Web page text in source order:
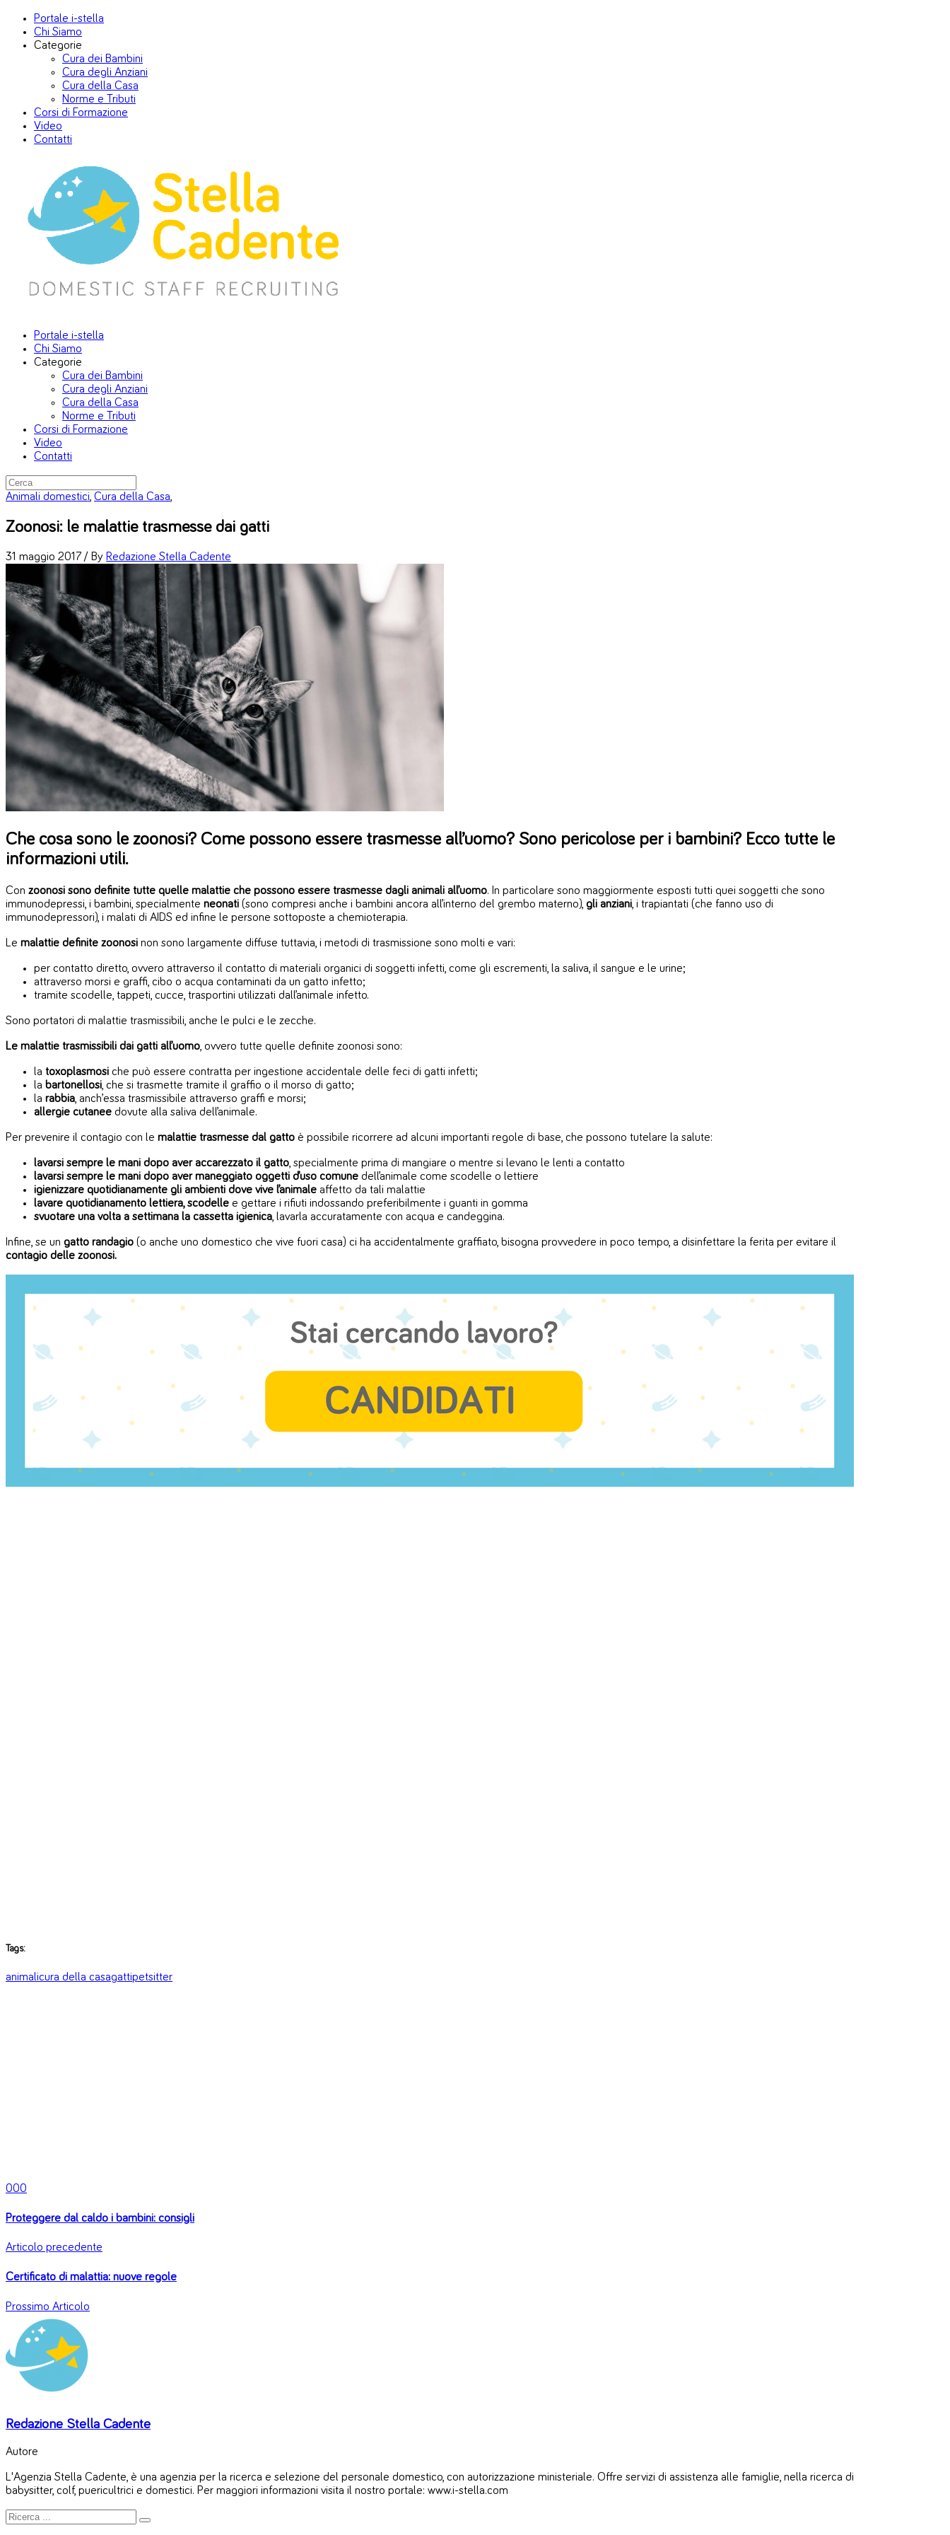
Portale i-stella
Chi Siamo
Categorie
Cura dei Bambini
Cura degli Anziani
Cura della Casa
Norme e Tributi
Corsi di Formazione
Video
Contatti
Portale i-stella
Chi Siamo
Categorie
Cura dei Bambini
Cura degli Anziani
Cura della Casa
Norme e Tributi
Corsi di Formazione
Video
Contatti
Animali domestici, Cura della Casa,
Zoonosi: le malattie trasmesse dai gatti
31 maggio 2017 / By Redazione Stella Cadente
Che cosa sono le zoonosi? Come possono essere trasmesse all’uomo? Sono pericolose per i bambini? Ecco tutte le
informazioni utili.
Con zoonosi sono definite tutte quelle malattie che possono essere trasmesse dagli animali all’uomo. In particolare sono maggiormente esposti tutti quei soggetti che sono
immunodepressi, i bambini, specialmente neonati (sono compresi anche i bambini ancora all’interno del grembo materno), gli anziani, i trapiantati (che fanno uso di
immunodepressori), i malati di AIDS ed infine le persone sottoposte a chemioterapia.
Le malattie definite zoonosi non sono largamente diffuse tuttavia, i metodi di trasmissione sono molti e vari:
per contatto diretto, ovvero attraverso il contatto di materiali organici di soggetti infetti, come gli escrementi, la saliva, il sangue e le urine;
attraverso morsi e graffi, cibo o acqua contaminati da un gatto infetto;
tramite scodelle, tappeti, cucce, trasportini utilizzati dall’animale infetto.
Sono portatori di malattie trasmissibili, anche le pulci e le zecche.
Le malattie trasmissibili dai gatti all’uomo, ovvero tutte quelle definite zoonosi sono:
la toxoplasmosi che può essere contratta per ingestione accidentale delle feci di gatti infetti;
la bartonellosi, che si trasmette tramite il graffio o il morso di gatto;
la rabbia, anch’essa trasmissibile attraverso graffi e morsi;
allergie cutanee dovute alla saliva dell’animale.
Per prevenire il contagio con le malattie trasmesse dal gatto è possibile ricorrere ad alcuni importanti regole di base, che possono tutelare la salute:
lavarsi sempre le mani dopo aver accarezzato il gatto, specialmente prima di mangiare o mentre si levano le lenti a contatto
lavarsi sempre le mani dopo aver maneggiato oggetti d’uso comune dell’animale come scodelle o lettiere
igienizzare quotidianamente gli ambienti dove vive l’animale affetto da tali malattie
lavare quotidianamento lettiera, scodelle e gettare i rifiuti indossando preferibilmente i guanti in gomma
svuotare una volta a settimana la cassetta igienica, lavarla accuratamente con acqua e candeggina.
Infine, se un gatto randagio (o anche uno domestico che vive fuori casa) ci ha accidentalmente graffiato, bisogna provvedere in poco tempo, a disinfettare la ferita per evitare il
contagio delle zoonosi.
Tags:
animalicura della casagattipetsitter
000
Proteggere dal caldo i bambini: consigli
Articolo precedente
Certificato di malattia: nuove regole
Prossimo Articolo
Redazione Stella Cadente
Autore
L'Agenzia Stella Cadente, è una agenzia per la ricerca e selezione del personale domestico, con autorizzazione ministeriale. Offre servizi di assistenza alle famiglie, nella ricerca di
babysitter, colf, puericultrici e domestici. Per maggiori informazioni visita il nostro portale: www.i-stella.com